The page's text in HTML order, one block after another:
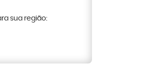
sua região: